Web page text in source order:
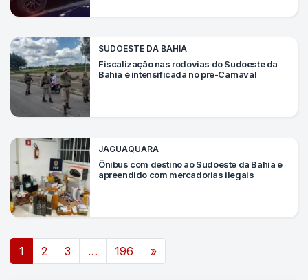
SUDOESTE DA BAHIA
Fiscalização nas rodovias do Sudoeste da
Bahia é intensificada no pré-Carnaval
JAGUAQUARA
Ônibus com destino ao Sudoeste da Bahia é
apreendido com mercadorias ilegais
Navegação por posts
1 2 3 … 196 »